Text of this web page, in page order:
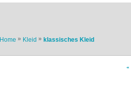
Home » Kleid » klassisches Kleid
«